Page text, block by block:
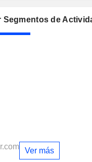
Segmentos de
Ver más